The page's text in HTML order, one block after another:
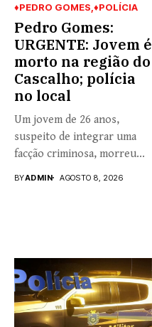
♦PEDRO GOMES ♦POLÍCIA
Pedro Gomes:
URGENTE: Jovem é
morto na região do
Cascalho; polícia
no local
Um jovem de 26 anos,
suspeito de integrar uma
facção criminosa, morreu...
BYADMIN AGOSTO 8, 2026